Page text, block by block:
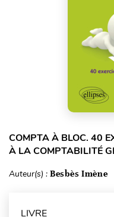
COMPTA À BLOC. 40
À LA COMPTABILITÉ
Auteur(s) : Besbès Imène
LIVRE